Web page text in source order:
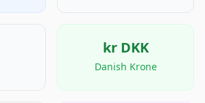
kr DKK
Danish Krone